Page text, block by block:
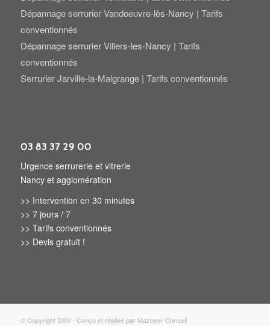
Dépannage serrurier Vandoeuvre-lès-Nancy | Tarifs
conventionnés
Dépannage serrurier Villers-les-Nancy | Tarifs
conventionnés
Serrurier Jarville-la-Malgrange | Tarifs conventionnés
03 83 37 29 00
Urgence serrurerie et vitrerie
Nancy et agglomération
>> Intervention en 30 minutes
>> 7 jours / 7
>> Tarifs conventionnés
>> Devis gratuit !
© Copyright DSV - Conçu et réalisé par Mazoyer Conseil